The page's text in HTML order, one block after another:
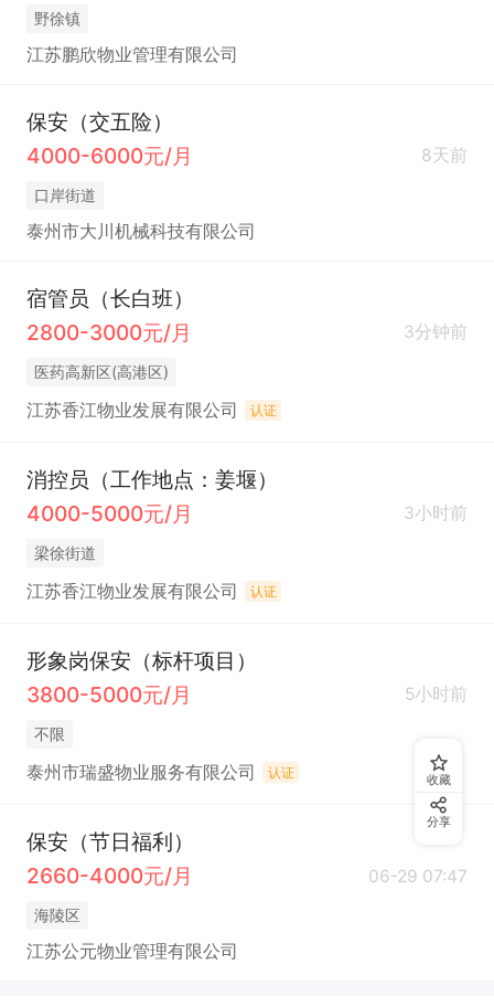
野徐镇
江苏鹏欣物业管理有限公司
保安（交五险）
4000-6000元/月
8天前
口岸街道
泰州市大川机械科技有限公司
宿管员（长白班）
2800-3000元/月
3分钟前
医药高新区(高港区)
江苏香江物业发展有限公司 认证
消控员（工作地点：姜堰）
4000-5000元/月
3小时前
梁徐街道
江苏香江物业发展有限公司 认证
形象岗保安（标杆项目）
3800-5000元/月
5小时前
不限
泰州市瑞盛物业服务有限公司 认证
保安（节日福利）
2660-4000元/月
06-29 07:47
海陵区
江苏公元物业管理有限公司
收藏
分享